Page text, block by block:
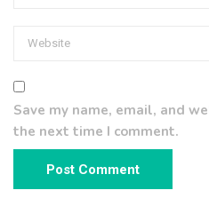
Save my name, email, and
the next time I comment.